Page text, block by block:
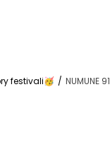
festivali🥳 NUMUNE 91